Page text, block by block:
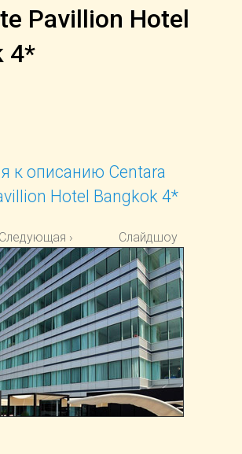
Pavillion Hotel
4*
к описанию Centara
Hotel Bangkok 4*
Следующая › Слайдшоу